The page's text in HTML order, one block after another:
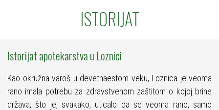
ISTORIJAT
Istorijat apotekarstva u Loznici
Kao okružna varoš u devetnaestom veku, Loznica je veoma
rano imala potrebu za zdravstvenom zaštitom o kojoj brine
država, što je, svakako, uticalo da se veoma rano, samo